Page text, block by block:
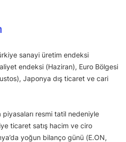
sanayi üretim endeksi
endeksi (Haziran), Euro Bölgesi
Japonya dış ticaret ve cari
resmi tatil nedeniyle
ticaret satış hacim ve ciro
yoğun bilanço günü (E.ON,